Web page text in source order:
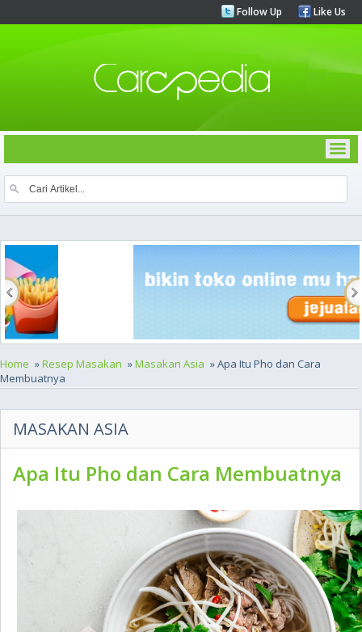
Follow Up Like Us
Home »Resep Masakan »Masakan Asia » Apa Itu Pho dan Cara
Membuatnya
MASAKAN ASIA
Apa Itu Pho dan Cara Membuatnya